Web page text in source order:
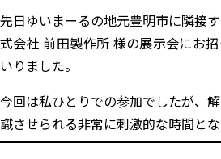
先日ゆいまーるの地元豊明市に隣接
式会社 前田製作所 様の展示会にお
いりました。
今回は私ひとりでの参加でしたが、
識させられる非常に刺激的な時間とな